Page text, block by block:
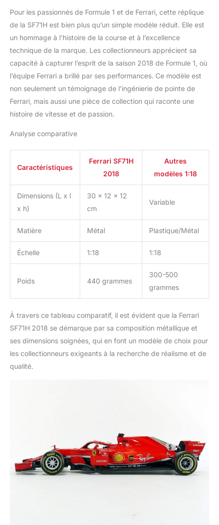
Pour les passionnés de Formule 1 et de Ferrari, cette réplique
de la SF71H est bien plus qu’un simple modèle réduit. Elle est
un hommage à l’histoire de la course et à l’excellence
technique de la marque. Les collectionneurs apprécient sa
capacité à capturer l’esprit de la saison 2018 de Formule 1, où
l’équipe Ferrari a brillé par ses performances. Ce modèle est
non seulement un témoignage de l’ingénierie de pointe de
Ferrari, mais aussi une pièce de collection qui raconte une
histoire de vitesse et de passion.
Analyse comparative
Caractéristiques
Ferrari SF71H
2018
Autres
modèles 1:18
Dimensions (L x l
x h)
30 x 12 x 12
cm
Variable
Matière Métal Plastique/Métal
Échelle 1:18 1:18
Poids 440 grammes
300-500
grammes
À travers ce tableau comparatif, il est évident que la Ferrari
SF71H 2018 se démarque par sa composition métallique et
ses dimensions soignées, qui en font un modèle de choix pour
les collectionneurs exigeants à la recherche de réalisme et de
qualité.